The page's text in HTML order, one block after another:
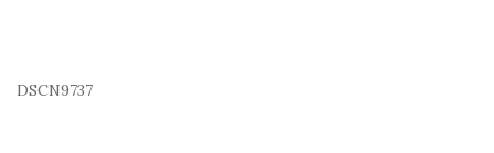
DSCN9737